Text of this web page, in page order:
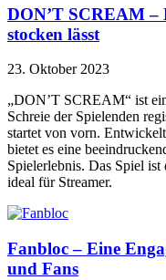
DON’T SCREAM –
stocken lässt
23. Oktober 2023
„DON’T SCREAM“ ist
Schreie der Spielenden
startet von vorn.
bietet es eine
Spielerlebnis. Das Spiel
ideal für Streamer.
Fanbloc – Eine
und Fans